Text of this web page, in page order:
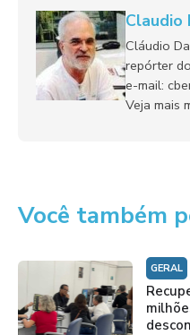
Claudio
Cláudio
repórter
e-mail:
Veja mais
Você também
GERAL